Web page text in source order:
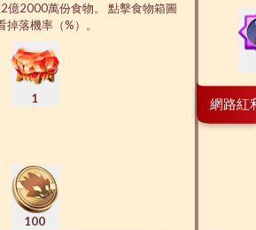
億2000萬份食物。 點擊食物箱圖
掉落機率（%）。
1
100
網路紅